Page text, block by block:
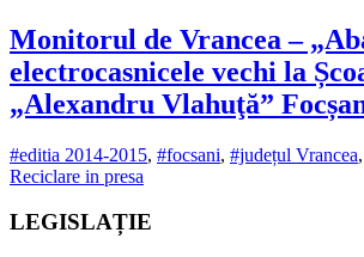
Monitorul de Vrancea –
electrocasnicele vechi la
„Alexandru Vlahuţă”
#editia 2014-2015, #focsani, #județul Vrancea,
Reciclare in presa
LEGISLAȚIE